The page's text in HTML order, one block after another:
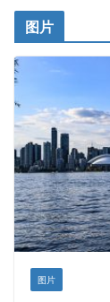
开明车行KS
健健宝公司
皇后金融集团
正点印艺设计
图片
图片